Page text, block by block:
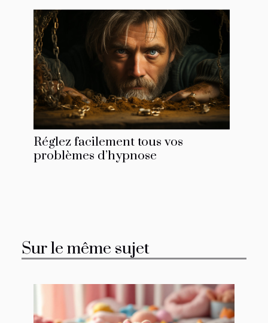
Réglez facilement tous vos
problèmes d’hypnose
Sur le même sujet